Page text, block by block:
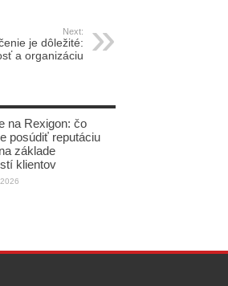
Next:
je dôležité:
a organizáciu
na Rexigon: čo
posúdiť reputáciu
základe
klientov